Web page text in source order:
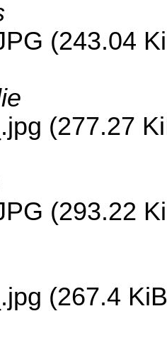
(243.04
(277.27
(293.22
(267.4